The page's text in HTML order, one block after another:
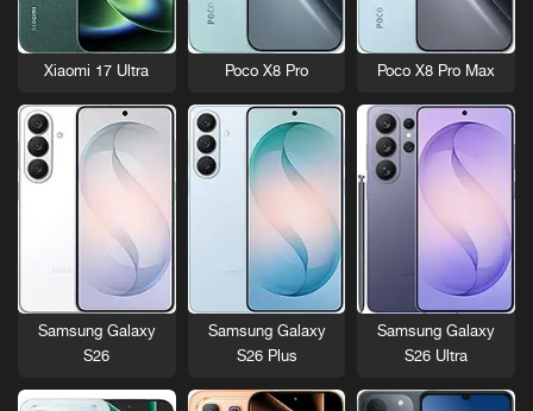
Poco X8 Pro Max
Poco X8 Pro
Xiaomi 17 Ultra
Samsung Galaxy
S26 Ultra
Samsung Galaxy
S26 Plus
Samsung Galaxy
S26